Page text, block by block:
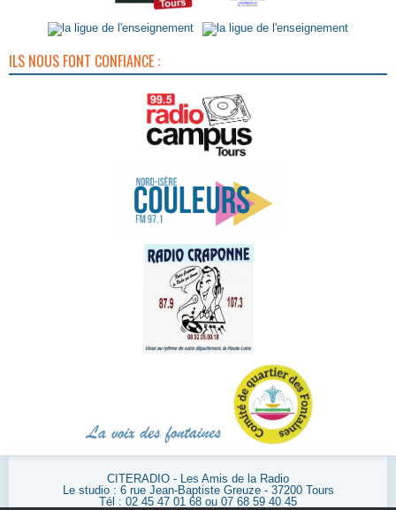
ILS NOUS FONT CONFIANCE :
CITERADIO - Les Amis de la Radio
Le studio : 6 rue Jean-Baptiste Greuze - 37200 Tours
Tél : 02 45 47 01 68 ou 07 68 59 40 45